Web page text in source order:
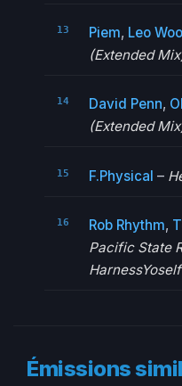
Piem, Leo
(Extended
David Penn,
(Extended
F.Physical –
Rob Rhythm,
Pacific State
Émissions